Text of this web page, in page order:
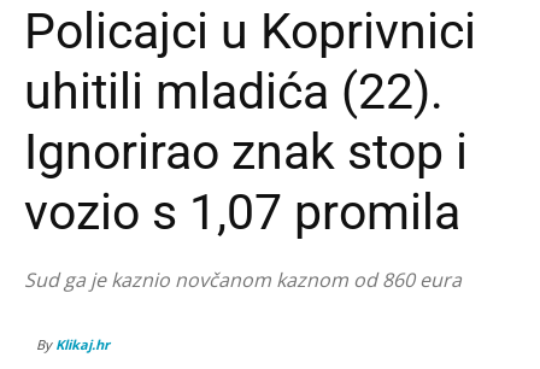
Policajci u Koprivnici
uhitili mladića (22).
Ignorirao znak stop i
vozio s 1,07 promila
Sud ga je kaznio novčanom kaznom od 860 eura
By Klikaj.hr